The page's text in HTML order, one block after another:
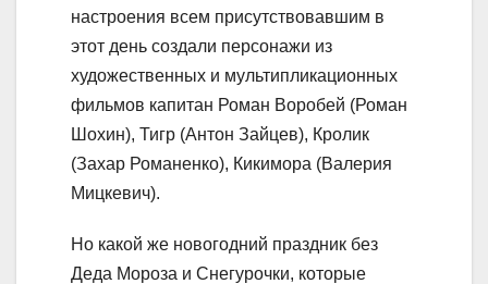
настроения всем присутствовавшим в
этот день создали персонажи из
художественных и мультипликационных
фильмов капитан Роман Воробей (Роман
Шохин), Тигр (Антон Зайцев), Кролик
(Захар Романенко), Кикимора (Валерия
Мицкевич).
Но какой же новогодний праздник без
Деда Мороза и Снегурочки, которые